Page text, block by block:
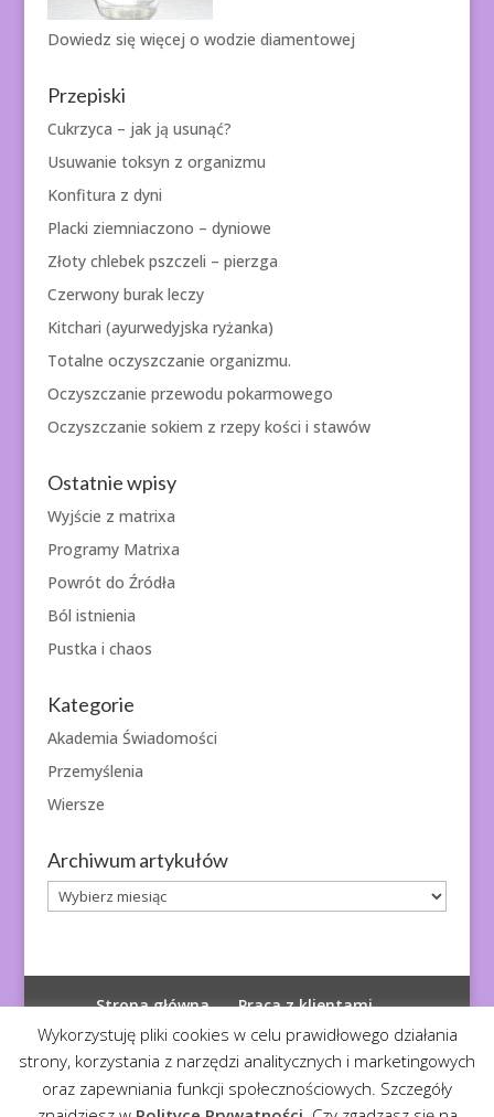
Dowiedz się więcej o wodzie diamentowej
Przepiski
Cukrzyca – jak ją usunąć?
Usuwanie toksyn z organizmu
Konfitura z dyni
Placki ziemniaczono – dyniowe
Złoty chlebek pszczeli – pierzga
Czerwony burak leczy
Kitchari (ayurwedyjska ryżanka)
Totalne oczyszczanie organizmu.
Oczyszczanie przewodu pokarmowego
Oczyszczanie sokiem z rzepy kości i stawów
Ostatnie wpisy
Wyjście z matrixa
Programy Matrixa
Powrót do Źródła
Ból istnienia
Pustka i chaos
Kategorie
Akademia Świadomości
Przemyślenia
Wiersze
Archiwum artykułów
Archiwum
artykułów
Strona główna
Praca z klientami
Polityka prywatności
Wykorzystuję pliki cookies w celu prawidłowego działania
strony, korzystania z narzędzi analitycznych i marketingowych
oraz zapewniania funkcji społecznościowych. Szczegóły